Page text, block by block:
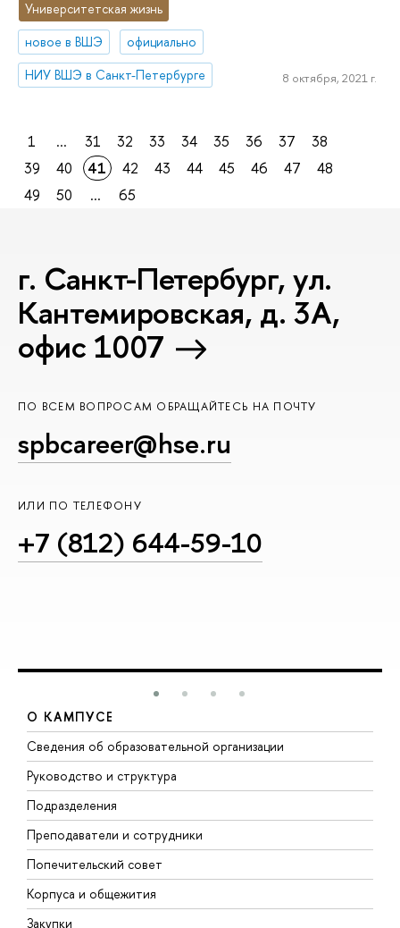
Университетская жизнь
новое в ВШЭ
официально
НИУ ВШЭ в Санкт-Петербурге
8 октября, 2021 г.
1 ... 31 32 33 34 35 36 37
38
39
40 41 42 43 44 45 46 47
48
49
50 ... 65
г. Санкт-Петербург, ул.
Кантемировская, д. 3А,
офис 1007
ПО ВСЕМ ВОПРОСАМ ОБРАЩАЙТЕСЬ НА ПОЧТУ
spbcareer@hse.ru
ИЛИ ПО ТЕЛЕФОНУ
+7 (812) 644-59-10
О КАМПУСЕ
Сведения об образовательной организации
Руководство и структура
Подразделения
Преподаватели и сотрудники
Попечительский совет
Корпуса и общежития
Закупки